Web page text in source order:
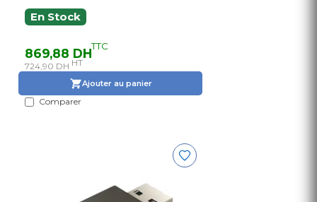
En Stock
869,88 DHTTC
724,90 DH HT
Ajouter au panier
Comparer